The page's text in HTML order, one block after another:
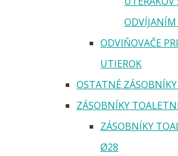
ODVÍJANÍM
ODVIŇOVAČE
UTIEROK
OSTATNÉ
ZÁSOBNÍKY
ZÁSOBNÍKY
Ø28